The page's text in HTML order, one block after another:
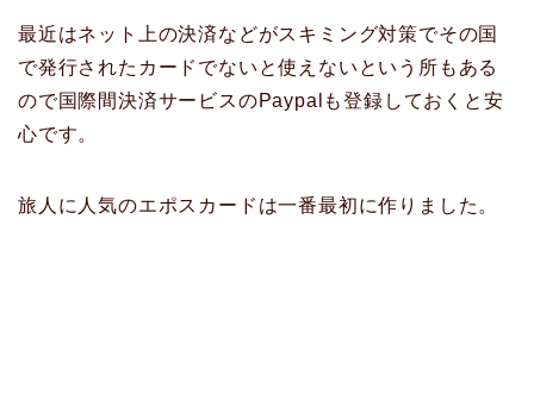
最近はネット上の決済などがスキミング対策でその国
で発行されたカードでないと使えないという所もある
ので国際間決済サービスのPaypalも登録しておくと安
心です。
旅人に人気のエポスカードは一番最初に作りました。